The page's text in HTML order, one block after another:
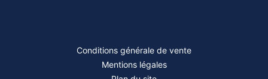
Conditions générale de vente
Mentions légales